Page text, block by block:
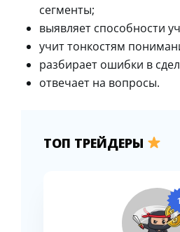
сегменты;
выявляет способности
учит тонкостям
разбирает ошибки в
отвечает на вопросы.
ТОП ТРЕЙДЕРЫ
1